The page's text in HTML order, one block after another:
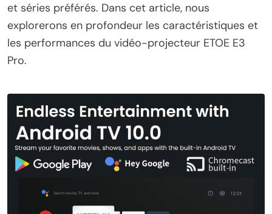
et séries préférés. Dans cet article, nous
explorerons en profondeur les caractéristiques et
les performances du vidéo-projecteur ETOE E3
Pro.